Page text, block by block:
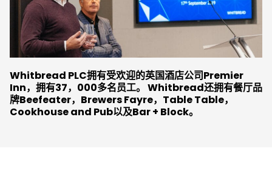
Whitbread PLC拥有受欢迎的英国酒店公司Premier
Inn，拥有37，000多名员工。 Whitbread还拥有餐厅品
牌Beefeater，Brewers Fayre，Table Table，
Cookhouse and Pub以及Bar + Block。